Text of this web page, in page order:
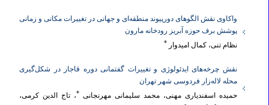
واکاوی نقش الگوهای دورپیوند منطقه‌ای و جهانی در تغییرات مکانی و زمانی
پوشش برف حوزه آبریز رودخانه مارون
نظام تنی، کمال امیدوار
نقش چرخه‌های ‌ایدئولوژی و تغییرات گفتمانی دوره قاجار در شکل‌گیری
محله لاله‌زار فردوسی شهر تهران
حمیده اسفندیاری مهنی، محمد سلیمانی مهرنجانی ، تاج الدین کرمی،